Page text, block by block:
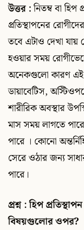
উত্তর :নিতম্ব বা হিপ
প্রতিস্থাপনের
তবে এটাও দেখা যায়
হওয়ার সময়
অনেকগুলো কারণ এই
ডায়াবেটিস,
শারীরিক অবস্থার
মাস সময় লাগতে
পারে । কোনো
সেরে ওঠার জন্য
পারে।
প্রশ্ন : হিপ
বিষয়গুলোর ওপর?